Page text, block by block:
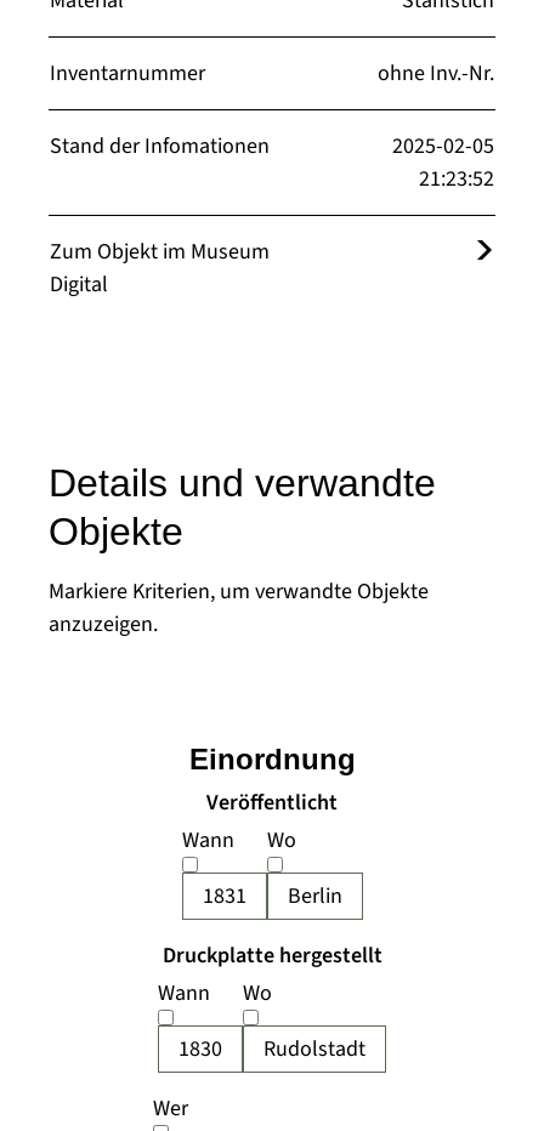
Inventarnummer ohne Inv.-Nr.
Stand der Infomationen
2025-02-05
21:23:52
Zum Objekt im Museum
Digital
Details und verwandte
Objekte
Markiere Kriterien, um verwandte Objekte
anzuzeigen.
Veröffentlicht
Wann
1831
Wo
Berlin
Druckplatte hergestellt
Wann
1830
Wo
Rudolstadt
Wer
Einordnung